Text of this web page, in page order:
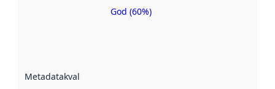
Metadatakvalitet
Metadatakvalitet
God (60%)